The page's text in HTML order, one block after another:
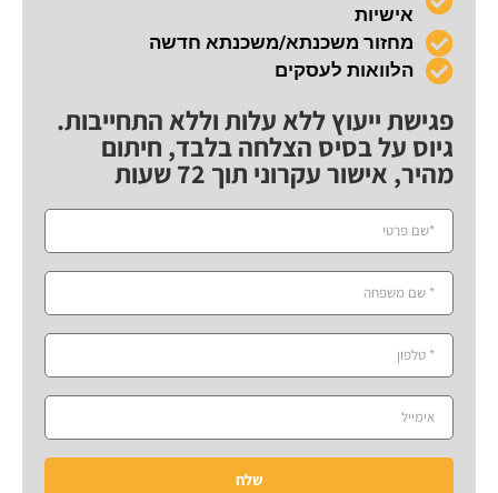
אישיות
מחזור משכנתא/משכנתא חדשה
הלוואות לעסקים
פגישת ייעוץ ללא עלות וללא התחייבות.
גיוס על בסיס הצלחה בלבד, חיתום
מהיר, אישור עקרוני תוך 72 שעות
שלח